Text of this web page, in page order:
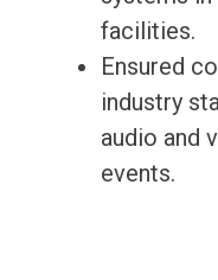
facilities.
Ensured
industry
audio and
events.